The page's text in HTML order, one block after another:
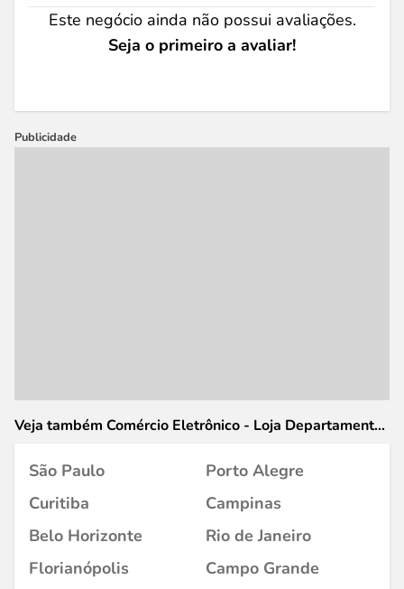
Este negócio ainda não possui avaliações.
Seja o primeiro a avaliar!
Publicidade
Veja também Comércio Eletrônico - Loja Departamentos
São Paulo
Porto Alegre
Curitiba
Campinas
Belo Horizonte
Rio de Janeiro
Florianópolis
Campo Grande